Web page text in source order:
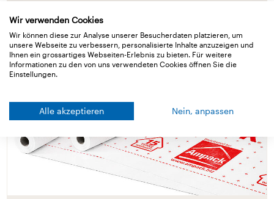
Wir verwenden Cookies
Wir können diese zur Analyse unserer Besucherdaten platzieren, um
unsere Webseite zu verbessern, personalisierte Inhalte anzuzeigen und
Ihnen ein grossartiges Webseiten-Erlebnis zu bieten. Für weitere
Informationen zu den von uns verwendeten Cookies öffnen Sie die
Einstellungen.
Alle akzeptieren Nein, anpassen